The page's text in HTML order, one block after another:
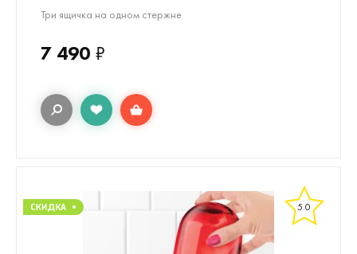
Три ящичка на одном стержне
7 490 ₽
5.0